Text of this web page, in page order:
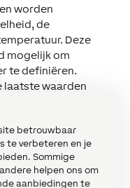
betrouwbaar
te verbeteren en je
Sommige
helpen ons om
aanbiedingen te
worden
de
Deze
mogelijk om
tedefiniëren.
laatste waarden